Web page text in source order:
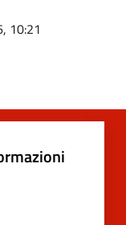
10:21